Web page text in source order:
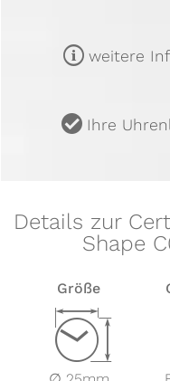
m weitere
u Ihre
Details zur
Shape
Größe
Z